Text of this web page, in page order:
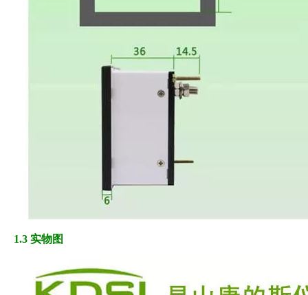
1.3 实物图